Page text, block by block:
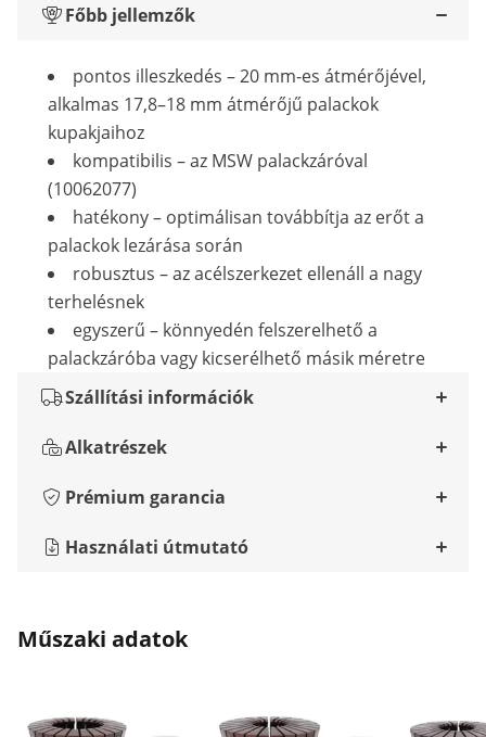
Főbb jellemzők
pontos illeszkedés – 20 mm-es átmérőjével,
alkalmas 17,8–18 mm átmérőjű palackok
kupakjaihoz
kompatibilis – az MSW palackzáróval
(10062077)
hatékony – optimálisan továbbítja az erőt a
palackok lezárása során
robusztus – az acélszerkezet ellenáll a nagy
terhelésnek
egyszerű – könnyedén felszerelhető a
palackzáróba vagy kicserélhető másik méretre
Szállítási információk
Alkatrészek
Prémium garancia
Használati útmutató
Műszaki adatok